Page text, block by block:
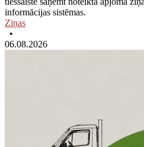
informācijas sistēmas.
Ziņas
•
06.08.2026